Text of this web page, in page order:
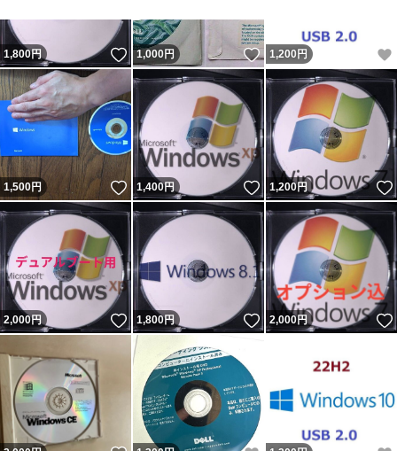
1,800円 いいね！
1,000円 いいね！
1,200 円
1,500円 いいね！
1,400円 いいね！
1,200円
2,000円 いいね！
1,800円 いいね！
2,000円